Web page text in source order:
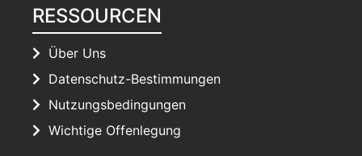
RESSOURCEN
Über Uns
Datenschutz-Bestimmungen
Nutzungsbedingungen
Wichtige Offenlegung